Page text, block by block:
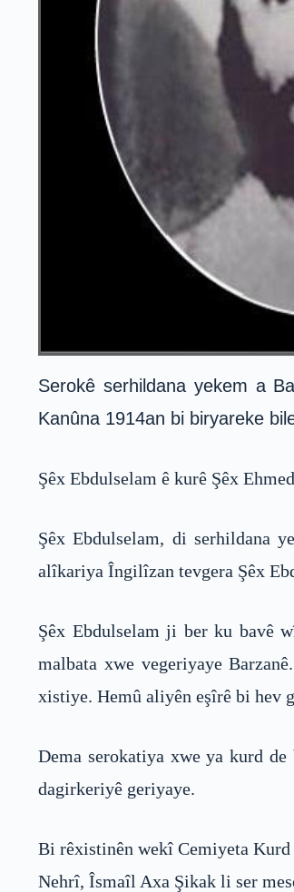
Serokê serhildana yekem a
Kanûna 1914an bi biryareke
Şêx Ebdulselam ê kurê Şêx
Şêx Ebdulselam, di serhildana
alîkariya Îngilîzan tevgera Şêx
Şêx Ebdulselam ji ber ku bavê
malbata xwe vegeriyaye
xistiye. Hemû aliyên eşîrê bi hev
Dema serokatiya xwe ya kurd
dagirkeriyê geriyaye.
Bi rêxistinên wekî Cemiyeta
Nehrî, Îsmaîl Axa Şikak li ser